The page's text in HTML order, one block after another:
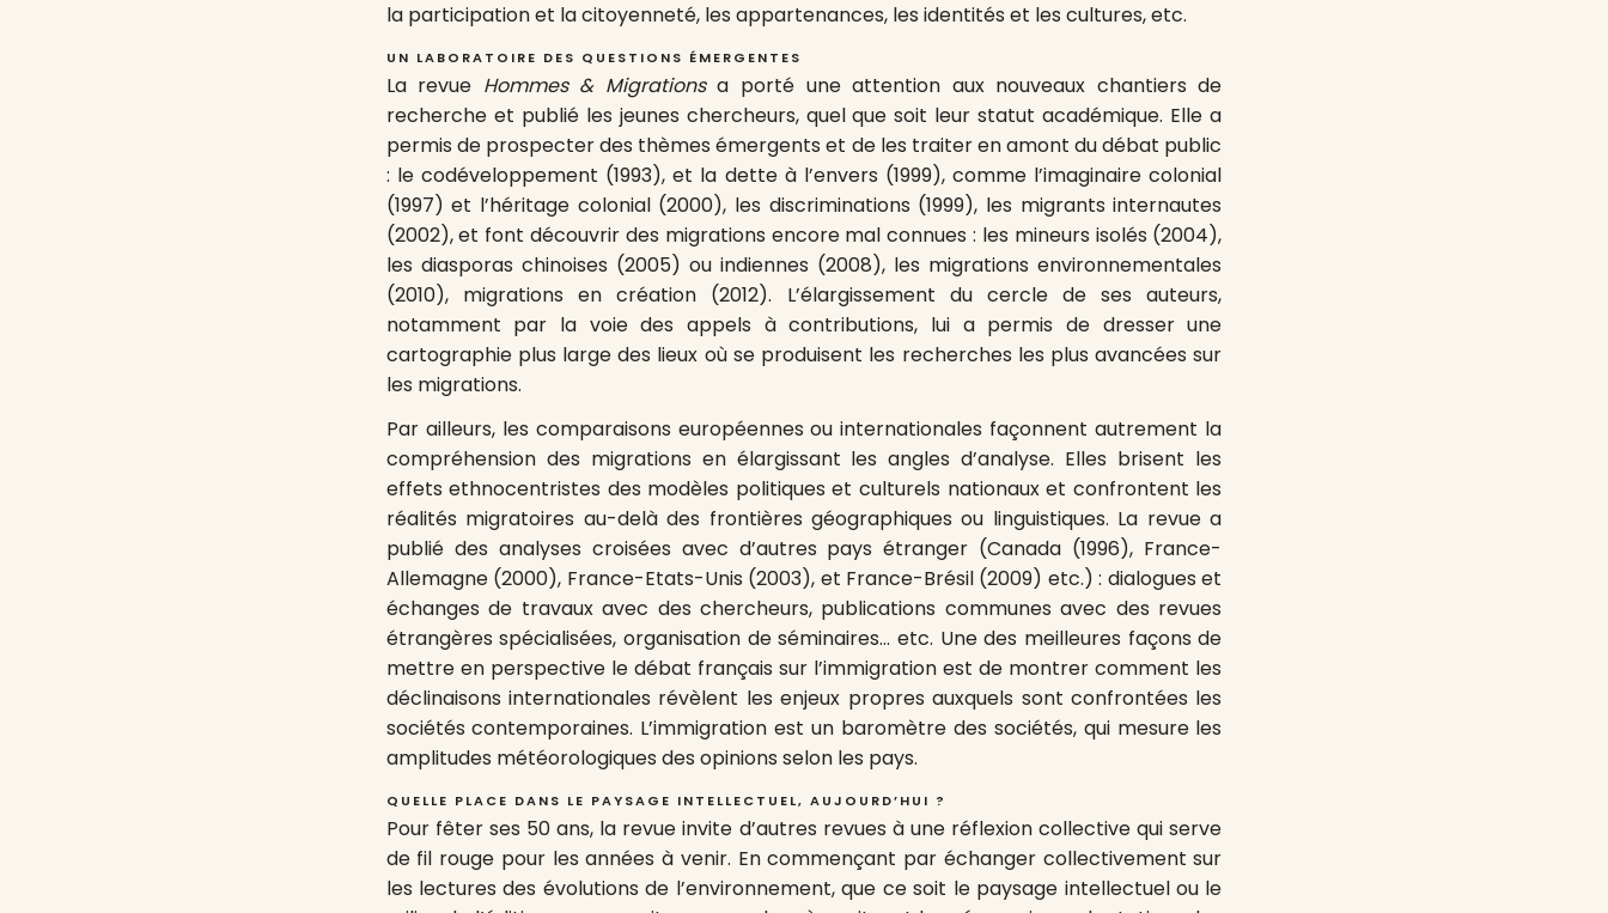
la participation et la citoyenneté, les appartenances, les identités et les cultures, etc.
UN LABORATOIRE DES QUESTIONS ÉMERGENTES
La revue Hommes & Migrationsa porté une attention aux nouveaux chantiers de
recherche et publié les jeunes chercheurs, quel que soit leur statut académique. Elle a
permis de prospecter des thèmes émergents et de les traiter en amont du débat public
: le codéveloppement (1993), et la dette à l’envers (1999), comme l’imaginaire colonial
(1997) et l’héritage colonial (2000), les discriminations (1999), les migrants internautes
(2002), et font découvrir des migrations encore mal connues : les mineurs isolés (2004),
les diasporas chinoises (2005) ou indiennes (2008), les migrations environnementales
(2010), migrations en création (2012). L’élargissement du cercle de ses auteurs,
notamment par la voie des appels à contributions, lui a permis de dresser une
cartographie plus large des lieux où se produisent les recherches les plus avancées sur
les migrations.
Par ailleurs, les comparaisons européennes ou internationales façonnent autrement la
compréhension des migrations en élargissant les angles d’analyse. Elles brisent les
effets ethnocentristes des modèles politiques et culturels nationaux et confrontent les
réalités migratoires au-delà des frontières géographiques ou linguistiques. La revue a
publié des analyses croisées avec d’autres pays étranger (Canada (1996), France-
Allemagne (2000), France-Etats-Unis (2003), et France-Brésil (2009) etc.) : dialogues et
échanges de travaux avec des chercheurs, publications communes avec des revues
étrangères spécialisées, organisation de séminaires… etc. Une des meilleures façons de
mettre en perspective le débat français sur l’immigration est de montrer comment les
déclinaisons internationales révèlent les enjeux propres auxquels sont confrontées les
sociétés contemporaines. L’immigration est un baromètre des sociétés, qui mesure les
amplitudes météorologiques des opinions selon les pays.
QUELLE PLACE DANS LE PAYSAGE INTELLECTUEL, AUJOURD’HUI ?
Pour fêter ses 50 ans, la revue invite d’autres revues à une réflexion collective qui serve
de fil rouge pour les années à venir. En commençant par échanger collectivement sur
les lectures des évolutions de l’environnement, que ce soit le paysage intellectuel ou le